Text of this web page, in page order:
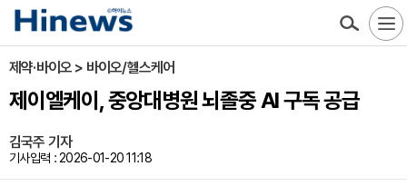
제약·바이오 > 바이오/헬스케어
제이엘케이, 중앙대병원 뇌졸중 AI 구독 공급
김국주 기자
기사입력 : 2026-01-20 11:18